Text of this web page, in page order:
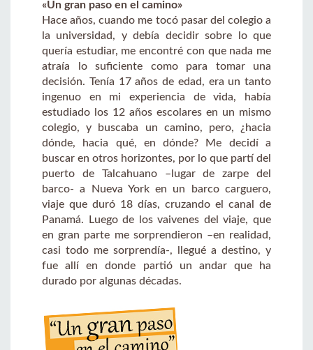
«Un gran paso en el camino»
Hace años, cuando me tocó pasar del colegio a
la universidad, y debía decidir sobre lo que
quería estudiar, me encontré con que nada me
atraía lo suficiente como para tomar una
decisión. Tenía 17 años de edad, era un tanto
ingenuo en mi experiencia de vida, había
estudiado los 12 años escolares en un mismo
colegio, y buscaba un camino, pero, ¿hacia
dónde, hacia qué, en dónde? Me decidí a
buscar en otros horizontes, por lo que partí del
puerto de Talcahuano –lugar de zarpe del
barco- a Nueva York en un barco carguero,
viaje que duró 18 días, cruzando el canal de
Panamá. Luego de los vaivenes del viaje, que
en gran parte me sorprendieron –en realidad,
casi todo me sorprendía-, llegué a destino, y
fue allí en donde partió un andar que ha
durado por algunas décadas.